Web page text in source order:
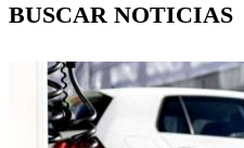
BUSCAR NOTICIAS